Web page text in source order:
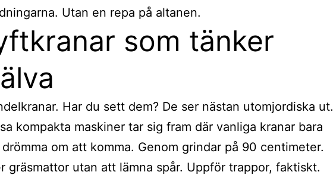
Utan en repa på altanen.
som tänker
Har du sett dem? De ser nästan utomjordiska ut.
kompakta maskiner tar sig fram där vanliga kranar bara
drömma om att komma. Genom grindar på 90 centimeter.
gräsmattor utan att lämna spår. Uppför trappor, faktiskt.